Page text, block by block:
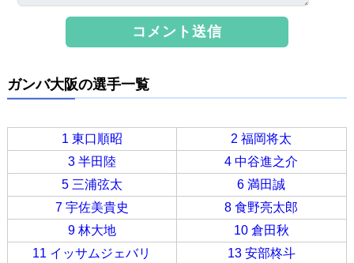
ガンバ大阪の選手一覧
1 東口順昭
2 福岡将太
3 半田陸
4 中谷進之介
5 三浦弦太
6 満田誠
7 宇佐美貴史
8 食野亮太郎
9 林大地
10 倉田秋
11 イッサムジェバリ
13 安部柊斗